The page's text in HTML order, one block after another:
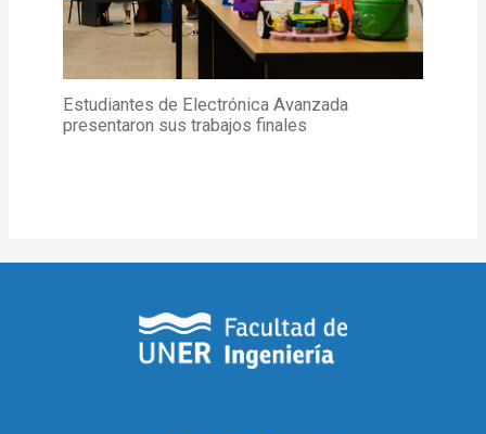
Estudiantes de Electrónica Avanzada
presentaron sus trabajos finales